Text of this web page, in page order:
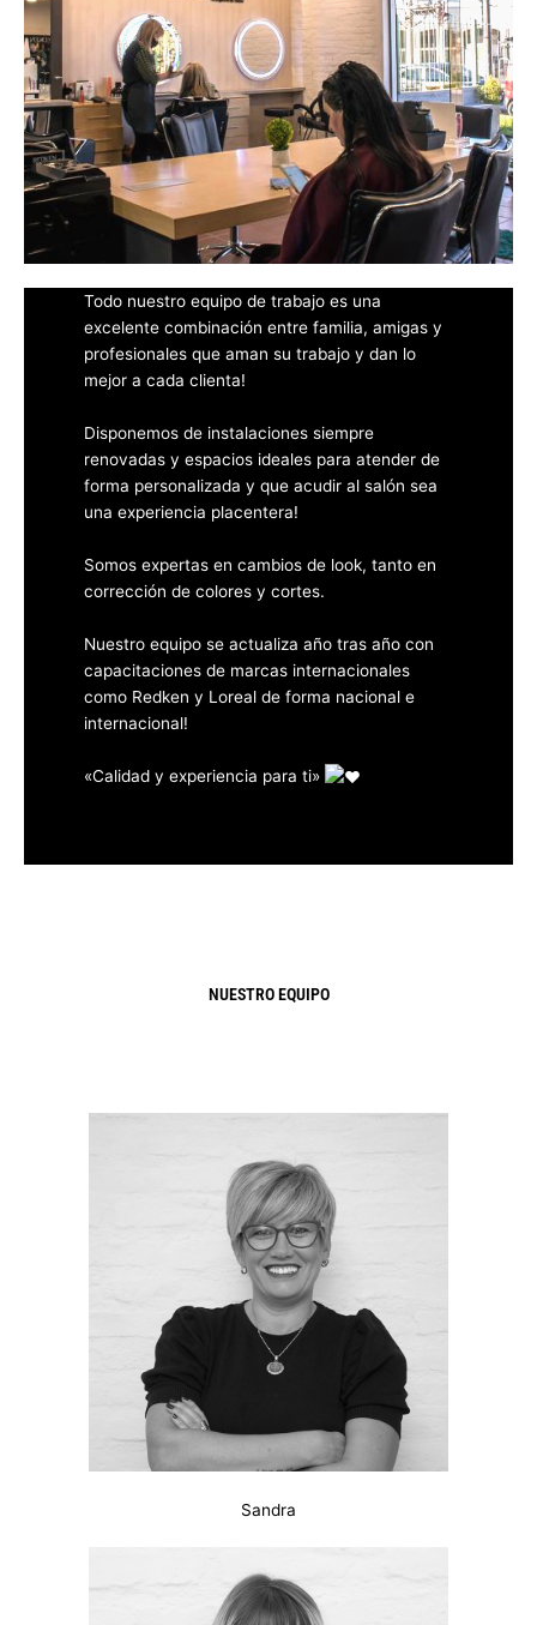
Todo nuestro equipo de trabajo es una
excelente combinación entre familia, amigas y
profesionales que aman su trabajo y dan lo
mejor a cada clienta!
Disponemos de instalaciones siempre
renovadas y espacios ideales para atender de
forma personalizada y que acudir al salón sea
una experiencia placentera!
Somos expertas en cambios de look, tanto en
corrección de colores y cortes.
Nuestro equipo se actualiza año tras año con
capacitaciones de marcas internacionales
como Redken y Loreal de forma nacional e
internacional!
«Calidad y experiencia para ti»
NUESTRO EQUIPO
Sandra